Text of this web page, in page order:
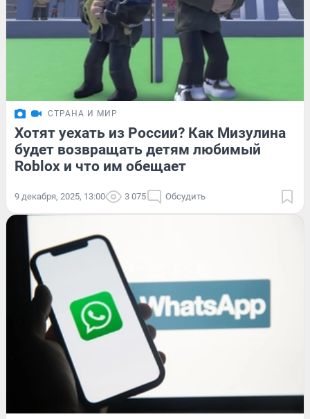
СТРАНА И МИР
Хотят уехать из России? Как Мизулина
будет возвращать детям любимый
Roblox и что им обещает
9 декабря, 2025, 13:00 3 075 Обсудить